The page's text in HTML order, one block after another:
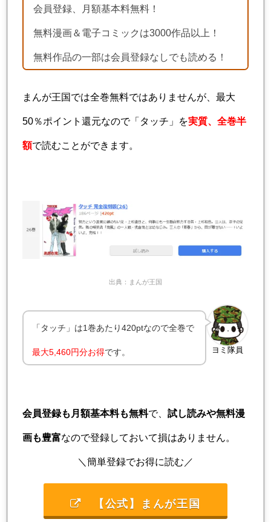
会員登録、月額基本料無料！
無料漫画＆電子コミックは3000作品以上！
無料作品の一部は会員登録なしでも読める！
まんが王国では全巻無料ではありませんが、最大
50％ポイント還元なので「タッチ」を実質、全巻半
額で読むことができます。
出典：まんが王国
ヨミ隊員
「タッチ」は1巻あたり420ptなので全巻で
最大5,460円分お得です。
会員登録も月額基本料も無料で、 試し読みや無料漫
画も豊富なので登録しておいて損はありません。
＼簡単登録でお得に読む／
【公式】まんが王国